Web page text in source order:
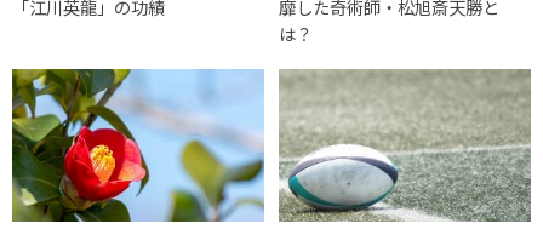
「江川英龍」の功績
靡した奇術師・松旭斎天勝と
は？